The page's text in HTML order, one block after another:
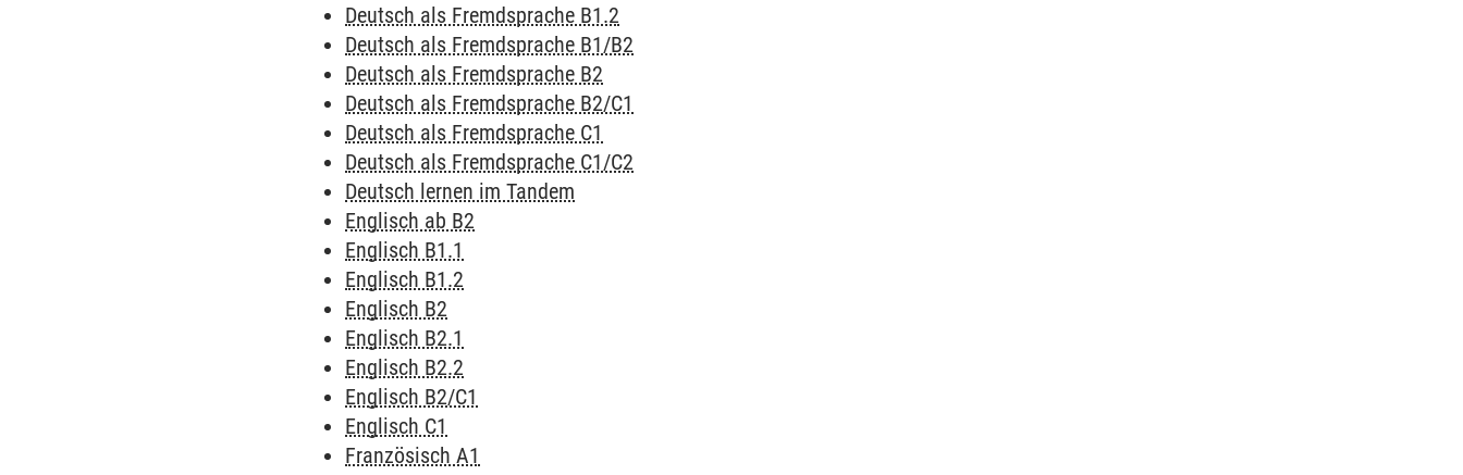
Deutsch als Fremdsprache B1.2
Deutsch als Fremdsprache B1/B2
Deutsch als Fremdsprache B2
Deutsch als Fremdsprache B2/C1
Deutsch als Fremdsprache C1
Deutsch als Fremdsprache C1/C2
Deutsch lernen im Tandem
Englisch ab B2
Englisch B1.1
Englisch B1.2
Englisch B2
Englisch B2.1
Englisch B2.2
Englisch B2/C1
Englisch C1
Französisch A1